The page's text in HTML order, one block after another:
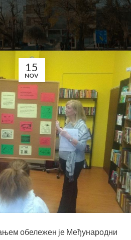
ДАНУ
Ковин
15
NOV
обележен је Међународни